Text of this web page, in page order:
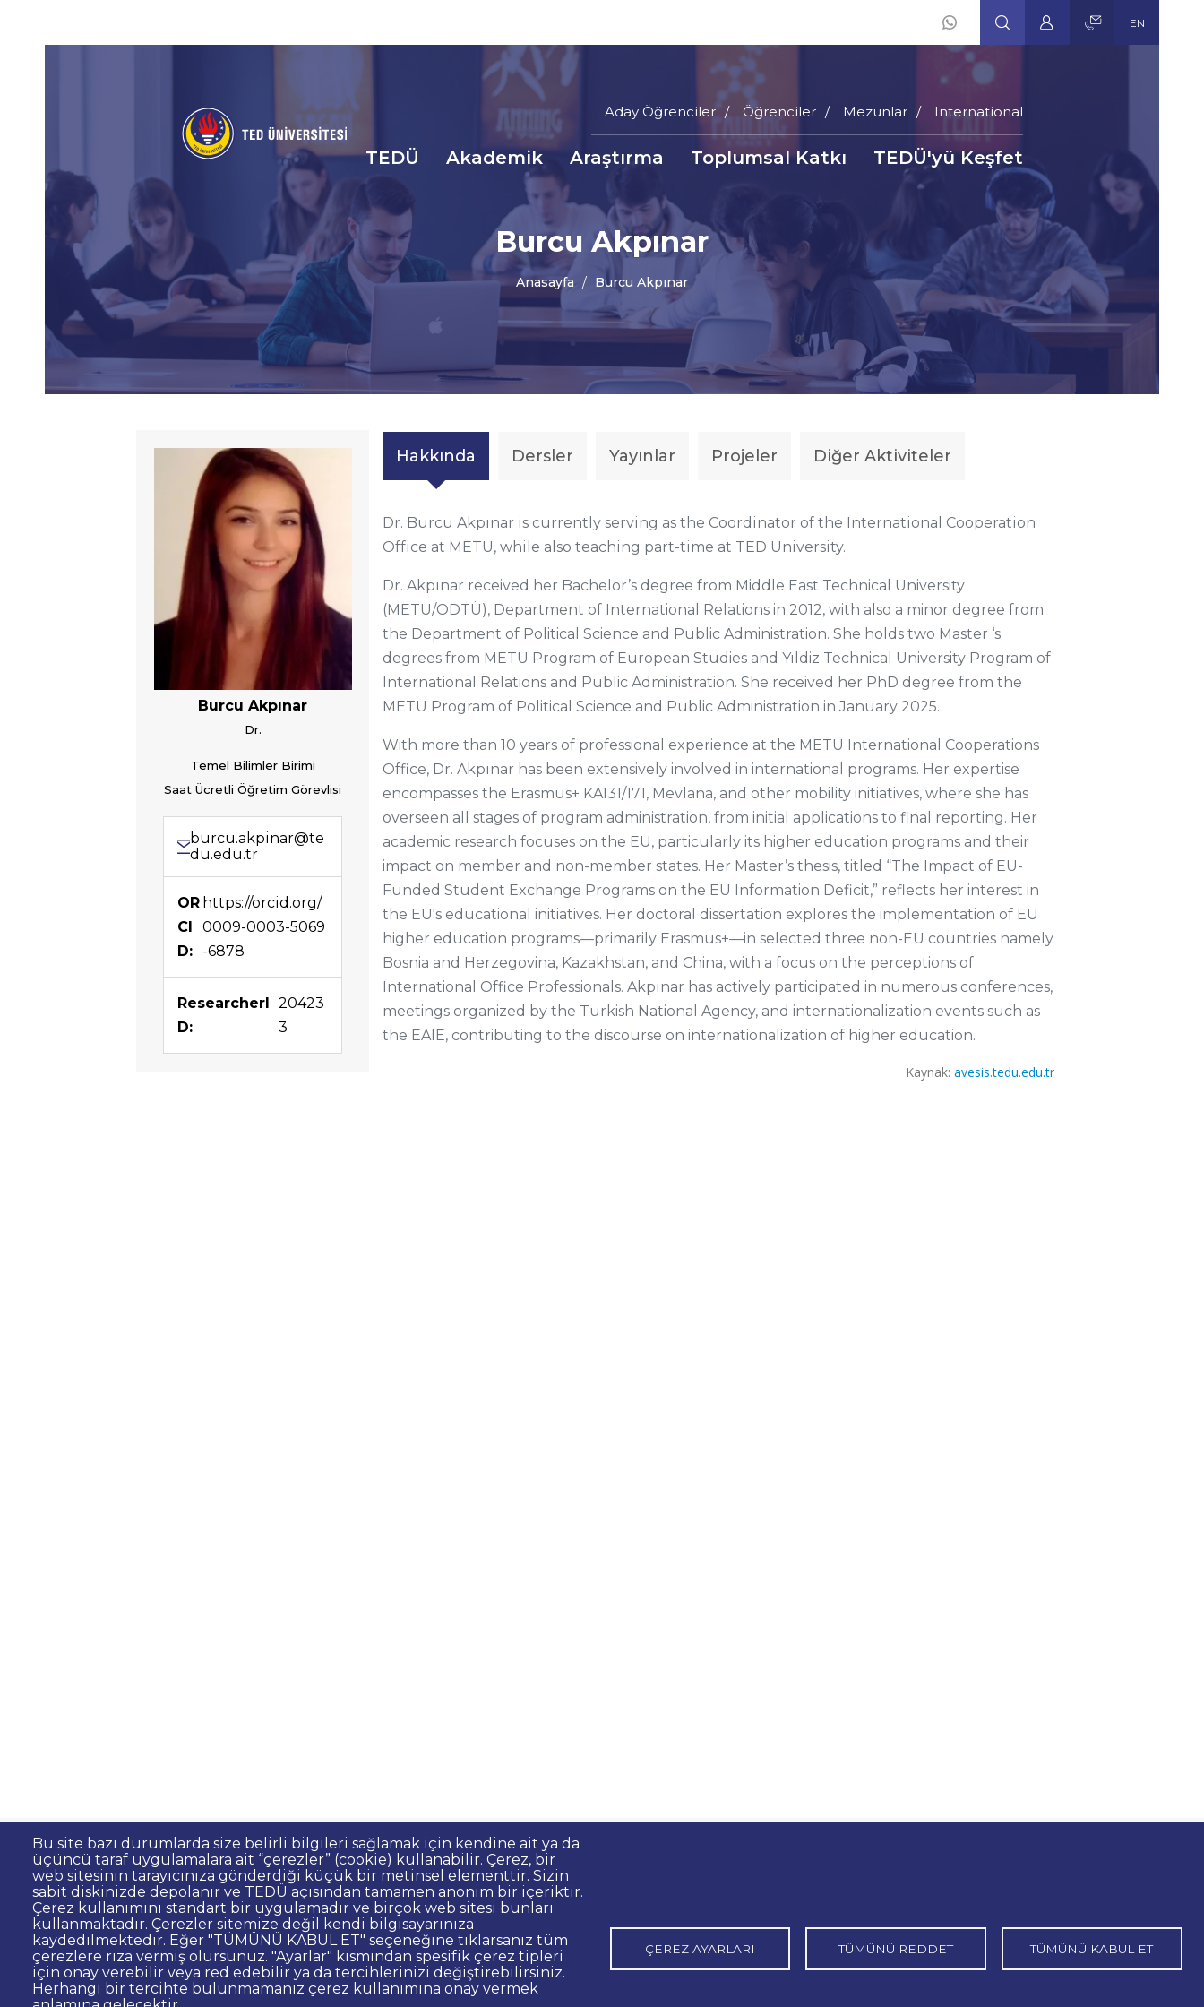
Social
EN
Main
Menu
Top
Aday Öğrenciler Öğrenciler Mezunlar International
gezinti
menüsü
TEDÜ Akademik Araştırma Toplumsal Katkı TEDÜ'yü Keşfet
Burcu Akpınar
Anasayfa Burcu Akpınar
Burcu Akpınar
Dr.
Temel Bilimler Birimi
Saat Ücretli Öğretim Görevlisi
burcu.akpinar@te
du.edu.tr
OR
CI
D:
https://orcid.org/
0009-0003-5069
-6878
ResearcherI
D:
20423
3
Hakkında Dersler Yayınlar Projeler Diğer Aktiviteler
Dr. Burcu Akpınar is currently serving as the Coordinator of the International Cooperation
Office at METU, while also teaching part-time at TED University.
Dr. Akpınar received her Bachelor’s degree from Middle East Technical University
(METU/ODTÜ), Department of International Relations in 2012, with also a minor degree from
the Department of Political Science and Public Administration. She holds two Master ‘s
degrees from METU Program of European Studies and Yıldiz Technical University Program of
International Relations and Public Administration. She received her PhD degree from the
METU Program of Political Science and Public Administration in January 2025.
With more than 10 years of professional experience at the METU International Cooperations
Office, Dr. Akpınar has been extensively involved in international programs. Her expertise
encompasses the Erasmus+ KA131/171, Mevlana, and other mobility initiatives, where she has
overseen all stages of program administration, from initial applications to final reporting. Her
academic research focuses on the EU, particularly its higher education programs and their
impact on member and non-member states. Her Master’s thesis, titled “The Impact of EU-
Funded Student Exchange Programs on the EU Information Deficit,” reflects her interest in
the EU's educational initiatives. Her doctoral dissertation explores the implementation of EU
higher education programs—primarily Erasmus+—in selected three non-EU countries namely
Bosnia and Herzegovina, Kazakhstan, and China, with a focus on the perceptions of
International Office Professionals. Akpınar has actively participated in numerous conferences,
meetings organized by the Turkish National Agency, and internationalization events such as
the EAIE, contributing to the discourse on internationalization of higher education.
Bu site bazı durumlarda size belirli bilgileri sağlamak için kendine ait ya da
üçüncü taraf uygulamalara ait “çerezler” (cookie) kullanabilir. Çerez, bir
web sitesinin tarayıcınıza gönderdiği küçük bir metinsel elementtir. Sizin
sabit diskinizde depolanır ve TEDÜ açısından tamamen anonim bir içeriktir.
Çerez kullanımını standart bir uygulamadır ve birçok web sitesi bunları
kullanmaktadır. Çerezler sitemize değil kendi bilgisayarınıza
kaydedilmektedir. Eğer "TÜMÜNÜ KABUL ET" seçeneğine tıklarsanız tüm
çerezlere rıza vermiş olursunuz. "Ayarlar" kısmından spesifik çerez tipleri
için onay verebilir veya red edebilir ya da tercihlerinizi değiştirebilirsiniz.
Herhangi bir tercihte bulunmamanız çerez kullanımına onay vermek
ÇEREZ AYARLARI TÜMÜNÜ REDDET TÜMÜNÜ KABUL ET
Dipnot
Sıkça Sorulan Sorular Kişisel Verilerin Korunması Gizlilik Politikası
Site Yöneticisi İletişim
İhale ve Satınalma İlanları Açık Rıza Kurumsal Kimlik
© TED Üniversitesi. Ziya Gökalp Caddesi No:48 06420, Kolej Çankaya ANKARA
TED
Üniversitesi
TED
Üniversitesi
TED
Üniversitesi
TED
Üniversitesi
TED
Üniversitesi
WhatsApp